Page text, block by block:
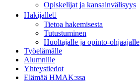
Opiskelijat ja kansainvälisyys
Hakijalle
Tietoa hakemisesta
Tutustuminen
Huoltajalle ja opinto-ohjaajalle
Työelämälle
Alumnille
Yhteystiedot
Elämää HMAK:ssa